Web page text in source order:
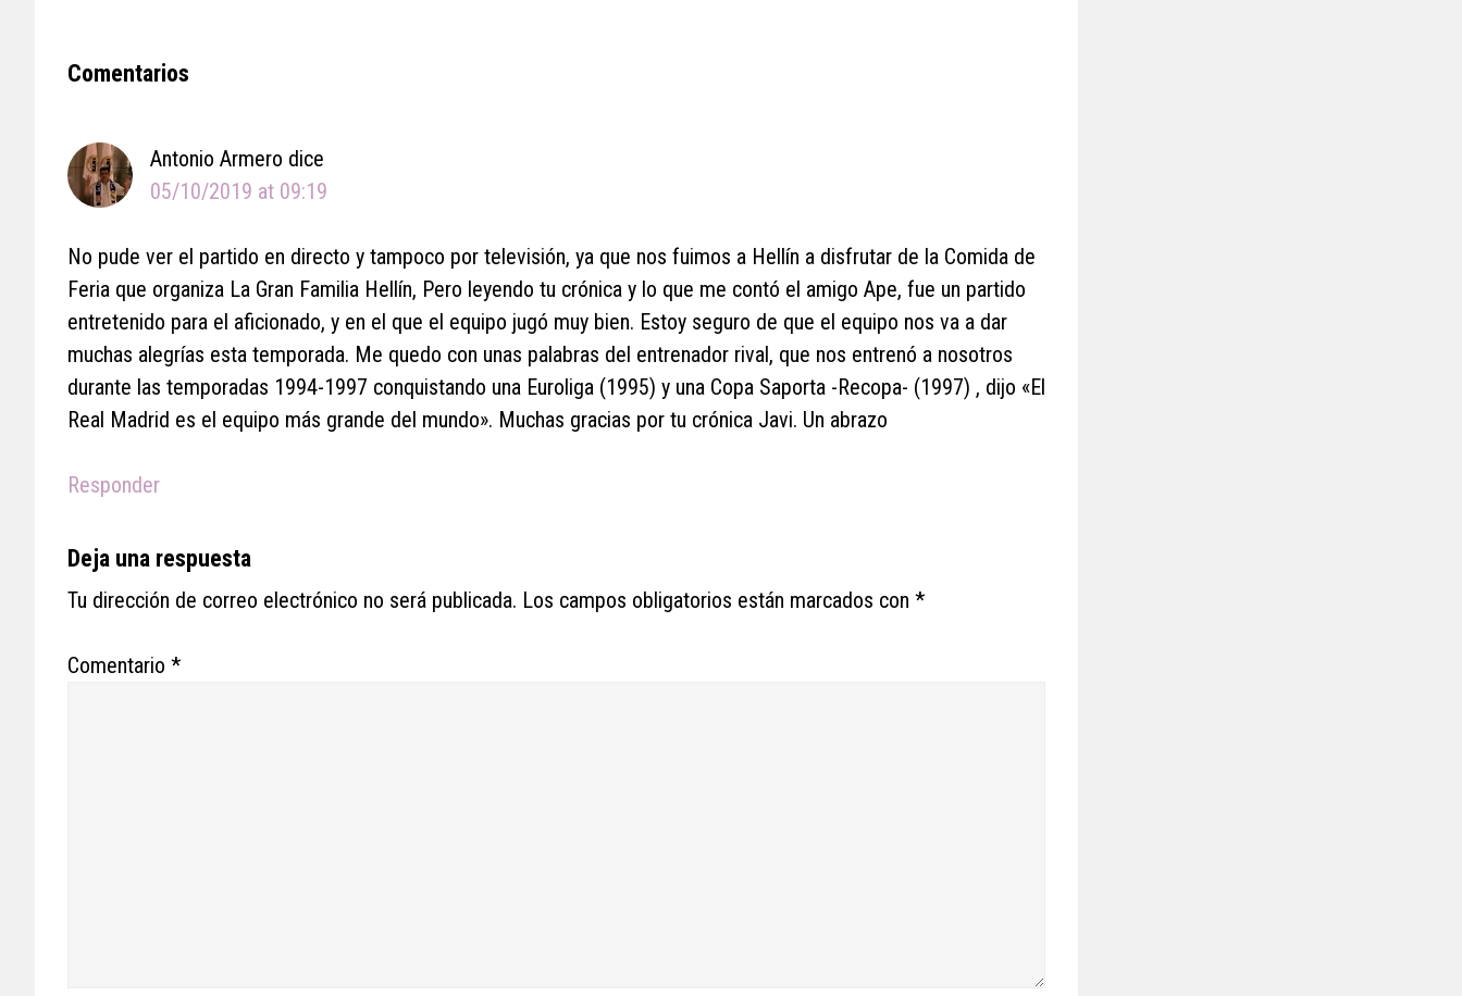
Reader
Comentarios
Antonio Armero dice
05/10/2019 at 09:19
No pude ver el partido en directo y tampoco por televisión, ya que nos fuimos a Hellín a disfrutar de la Comida de
Feria que organiza La Gran Familia Hellín, Pero leyendo tu crónica y lo que me contó el amigo Ape, fue un partido
entretenido para el aficionado, y en el que el equipo jugó muy bien. Estoy seguro de que el equipo nos va a dar
muchas alegrías esta temporada. Me quedo con unas palabras del entrenador rival, que nos entrenó a nosotros
durante las temporadas 1994-1997 conquistando una Euroliga (1995) y una Copa Saporta -Recopa- (1997) , dijo «El
Real Madrid es el equipo más grande del mundo». Muchas gracias por tu crónica Javi. Un abrazo
Responder
Deja una respuesta
Tu dirección de correo electrónico no será publicada. Los campos obligatorios están marcados con *
Comentario *